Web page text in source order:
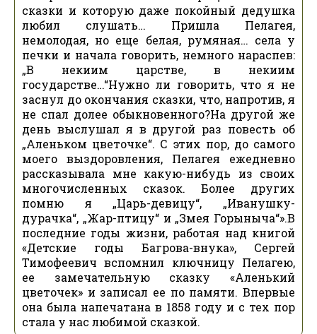
сказки и которую даже покойный дедушка
любил слушать… Пришла Пелагея,
немолодая, но еще белая, румяная… села у
печки и начала говорить, немного нараспев:
„В некиим царстве, в некиим
государстве…“Нужно ли говорить, что я не
заснул до окончания сказки, что, напротив, я
не спал долее обыкновенного?На другой же
день выслушал я в другой раз повесть об
„Аленьком цветочке“. С этих пор, до самого
моего выздоровления, Пелагея ежедневно
рассказывала мне какую-нибудь из своих
многочисленных сказок. Более других
помню я „Царь-девицу“, „Иванушку-
дурачка“, „Жар-птицу“ и „Змея Горыныча“».В
последние годы жизни, работая над книгой
«Детские годы Багрова-внука», Сергей
Тимофеевич вспомнил ключницу Пелагею,
ее замечательную сказку «Аленький
цветочек» и записал ее по памяти. Впервые
она была напечатана в 1858 году и с тех пор
стала у нас любимой сказкой.